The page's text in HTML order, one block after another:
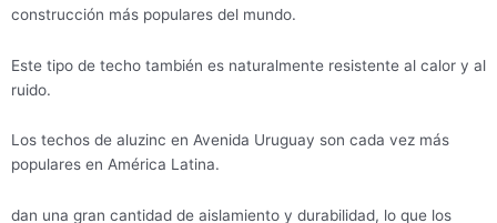
construcción más populares del mundo.
Este tipo de techo también es naturalmente resistente al calor y al
ruido.
Los techos de aluzinc en Avenida Uruguay son cada vez más
populares en América Latina.
dan una gran cantidad de aislamiento y durabilidad, lo que los